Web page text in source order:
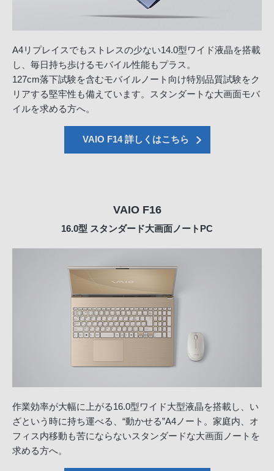
A4リプレイスでもストレスの少ない14.0型ワイド液晶を搭載
し、毎日持ち歩けるモバイル性能もプラス。
127cm落下試験を含むモバイルノート向け特別品質試験をク
リアする堅牢性も備えています。スタンダートな大画面モバ
イルを求める方へ。
VAIO F14 詳しくはこちら
VAIO F16
16.0型 スタンダード大画面ノートPC
作業効率が大幅に上がる16.0型ワイド大型液晶を搭載し、い
ざという時に持ち運べる、“動かせる”A4ノート。家庭内、オ
フィス内移動も苦にならないスタンダードな大画面ノートを
求める方へ。